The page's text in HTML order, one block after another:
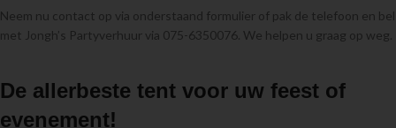
Neem nu contact op via onderstaand formulier of pak de telefoon en bel
met Jongh’s Partyverhuur via 075-6350076. We helpen u graag op weg.
De allerbeste tent voor uw feest of
evenement!